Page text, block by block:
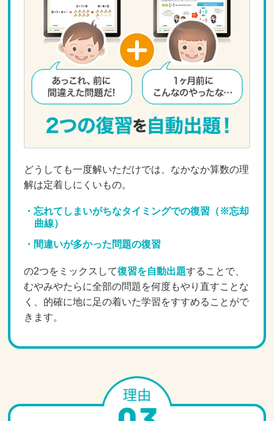
どうしても一度解いただけでは、なかなか算数の理
解は定着しにくいもの。
忘れてしまいがちなタイミングでの復習（※忘却
曲線）
間違いが多かった問題の復習
の2つをミックスして復習を自動出題することで、
むやみやたらに全部の問題を何度もやり直すことな
く、的確に地に足の着いた学習をすすめることがで
きます。